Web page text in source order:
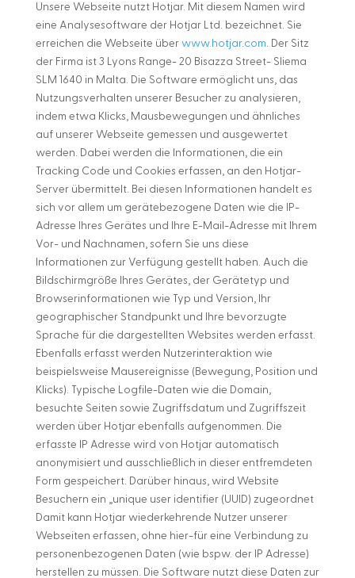
Unsere Webseite nutzt Hotjar. Mit diesem Namen wird
eine Analysesoftware der Hotjar Ltd. bezeichnet. Sie
erreichen die Webseite über www.hotjar.com. Der Sitz
der Firma ist 3 Lyons Range- 20 Bisazza Street- Sliema
SLM 1640 in Malta. Die Software ermöglicht uns, das
Nutzungsverhalten unserer Besucher zu analysieren,
indem etwa Klicks, Mausbewegungen und ähnliches
auf unserer Webseite gemessen und ausgewertet
werden. Dabei werden die Informationen, die ein
Tracking Code und Cookies erfassen, an den Hotjar-
Server übermittelt. Bei diesen Informationen handelt es
sich vor allem um gerätebezogene Daten wie die IP-
Adresse Ihres Gerätes und Ihre E-Mail-Adresse mit Ihrem
Vor- und Nachnamen, sofern Sie uns diese
Informationen zur Verfügung gestellt haben. Auch die
Bildschirmgröße Ihres Gerätes, der Gerätetyp und
Browserinformationen wie Typ und Version, Ihr
geographischer Standpunkt und Ihre bevorzugte
Sprache für die dargestellten Websites werden erfasst.
Ebenfalls erfasst werden Nutzerinteraktion wie
beispielsweise Mausereignisse (Bewegung, Position und
Klicks). Typische Logfile-Daten wie die Domain,
besuchte Seiten sowie Zugriffsdatum und Zugriffszeit
werden über Hotjar ebenfalls aufgenommen. Die
erfasste IP Adresse wird von Hotjar automatisch
anonymisiert und ausschließlich in dieser entfremdeten
Form gespeichert. Darüber hinaus, wird Website
Besuchern ein „unique user identifier (UUID) zugeordnet
Damit kann Hotjar wiederkehrende Nutzer unserer
Webseiten erfassen, ohne hier-für eine Verbindung zu
personenbezogenen Daten (wie bspw. der IP Adresse)
herstellen zu müssen. Die Software nutzt diese Daten zur